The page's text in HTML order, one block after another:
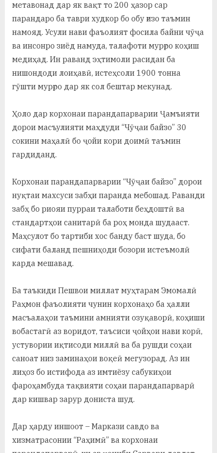
метавонад дар як вақт то 200 ҳазор сар
парандаро ба таври худкор бо обу ғизо таъмин
намояд. Усули нави фаъолият фосила байни чӯҷа
ва инсонро зиёд намуда, талафоти мурғро коҳиш
медиҳад. Ин раванд эҳтимоли расидан ба
нишондоди лоиҳавӣ, истеҳсоли 1900 тонна
гӯшти мурғро дар як сол бештар мекунад.
Ҳоло дар корхонаи парандапарварии Ҷамъияти
дорои масъулияти маҳдуди “Чӯҷаи байзо” 30
сокини маҳалӣ бо ҷойи кори доимӣ таъмин
гардиданд.
Корхонаи парандапарварии “Чӯҷаи байзо” дорои
нуқтаи махсуси забҳи паранда мебошад. Раванди
забҳ бо риояи пурраи талаботи беҳдоштӣ ва
стандартҳои санитарӣ ба роҳ монда шудааст.
Маҳсулот бо тартиби хос банду баст шуда, бо
сифати баланд пешниҳоди бозори истеъмолӣ
карда мешавад.
Ба таъкиди Пешвои миллат муҳтарам Эмомалӣ
Раҳмон фаъолияти чунин корхонаҳо ба ҳалли
масъалаҳои таъмини амнияти озуқаворӣ, коҳиши
вобастагӣ аз воридот, таъсиси ҷойҳои нави корӣ,
устувории иқтисоди миллӣ ва ба рушди соҳаи
саноат низ заминаҳои воқеӣ мегузорад. Аз ин
лиҳоз бо истифода аз имтиёзу сабукиҳои
фароҳамбуда тақвияти соҳаи парандапарварӣ
дар кишвар зарур дониста шуд.
Дар ҳарду иншоот – Маркази савдо ва
хизматрасонии “Раҳимӣ” ва корхонаи